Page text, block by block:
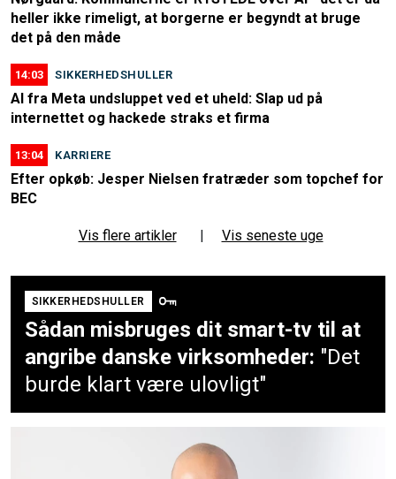
heller ikke rimeligt, at borgerne er begyndt at bruge
det på den måde
14:03 SIKKERHEDSHULLER
AI fra Meta undsluppet ved et uheld: Slap ud på
internettet og hackede straks et firma
13:04 KARRIERE
Efter opkøb: Jesper Nielsen fratræder som topchef for
BEC
Vis flere artikler | Vis seneste uge
SIKKERHEDSHULLER
Sådan misbruges dit smart-tv til at
angribe danske virksomheder: "Det
burde klart være ulovligt"